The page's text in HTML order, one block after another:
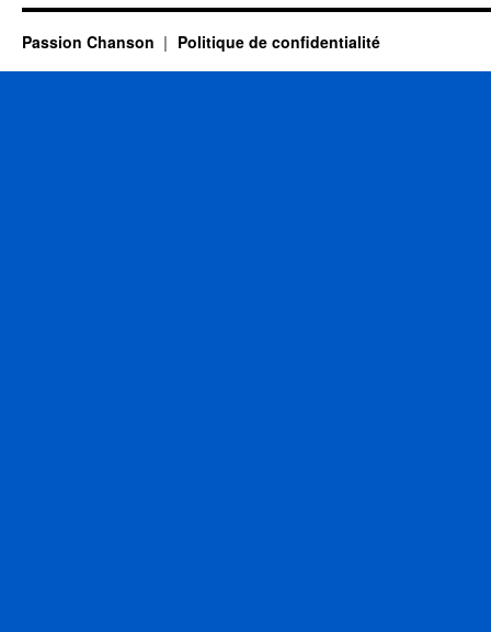
Pierre
Passion Chanson Politique de confidentialité